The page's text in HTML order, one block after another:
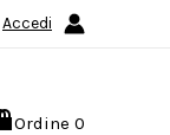
Accedi
Ordine 0